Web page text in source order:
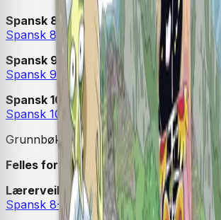
Spansk 8. trinn
Spansk 8 Grunnbok
Spansk 9. trinn
Spansk 9 Grunnbok
Spansk 10. trinn
Spansk 10 Grunnbok
Grunnbøkene finnes også somunibøker
Felles for 8., 9. og 10. trinn
Lærerveiledning
Spansk 8-10 Lærerveiledning